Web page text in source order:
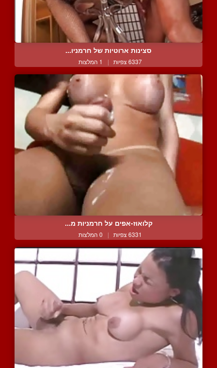
סצינות ארוטיות של חרמניו...
6337 צפיות | 1 המלצות
קלואוז-אפים על חרמניות מ...
6331 צפיות | 0 המלצות